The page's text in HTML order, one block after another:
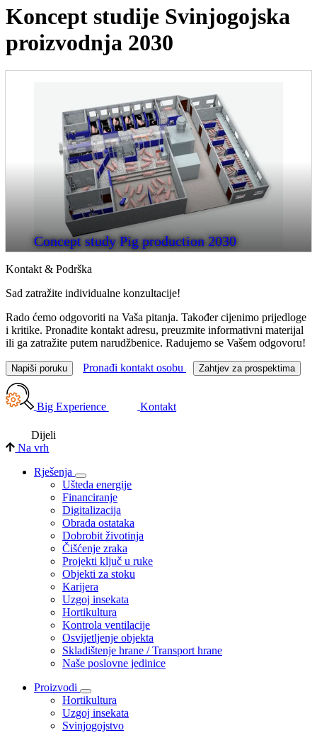
Koncept studije Svinjogojska
proizvodnja 2030
Concept study Pig production 2030
Kontakt & Podrška
Sad zatražite individualne konzultacije!
Rado ćemo odgovoriti na Vaša pitanja. Također cijenimo prijedloge
i kritike. Pronađite kontakt adresu, preuzmite informativni materijal
ili ga zatražite putem narudžbenice. Radujemo se Vašem odgovoru!
Napiši poruku Pronađi kontakt osobu Zahtjev za prospektima
Big Experience Kontakt
Dijeli
Na vrh
Rješenja
Ušteda energije
Financiranje
Digitalizacija
Obrada ostataka
Dobrobit životinja
Čišćenje zraka
Projekti ključ u ruke
Objekti za stoku
Karijera
Uzgoj insekata
Hortikultura
Kontrola ventilacije
Osvijetljenje objekta
Skladištenje hrane / Transport hrane
Naše poslovne jedinice
Proizvodi
Hortikultura
Uzgoj insekata
Svinjogojstvo